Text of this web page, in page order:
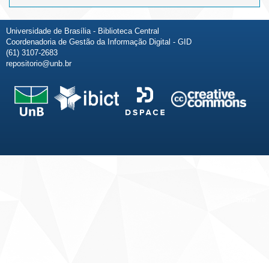
Universidade de Brasília - Biblioteca Central
Coordenadoria de Gestão da Informação Digital - GID
(61) 3107-2683
repositorio@unb.br